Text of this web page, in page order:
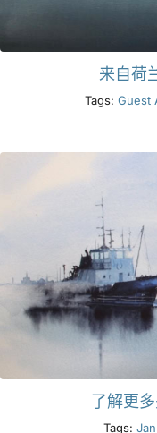
来自荷
Tags: Guest
了解更
Tags: